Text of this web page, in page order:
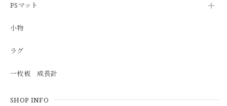
PSマット
小物
ラグ
一枚板 成長計
SHOP INFO